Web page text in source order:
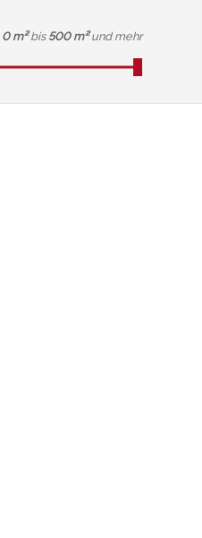
0 m² bis 500 m² und mehr